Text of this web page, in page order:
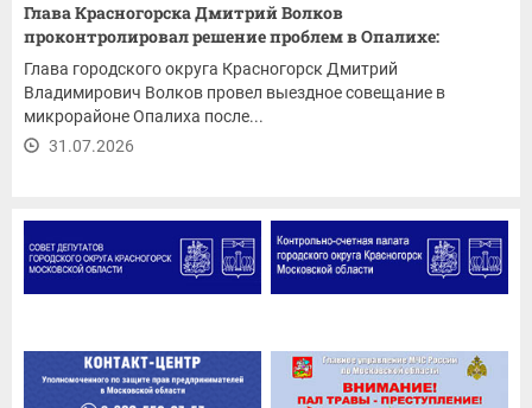
Глава Красногорска Дмитрий Волков
проконтролировал решение проблем в Опалихе:
ремонт...
Глава городского округа Красногорск Дмитрий
Владимирович Волков провел выездное совещание в
микрорайоне Опалиха после...
31.07.2026